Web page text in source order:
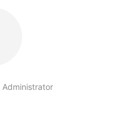
Administrator